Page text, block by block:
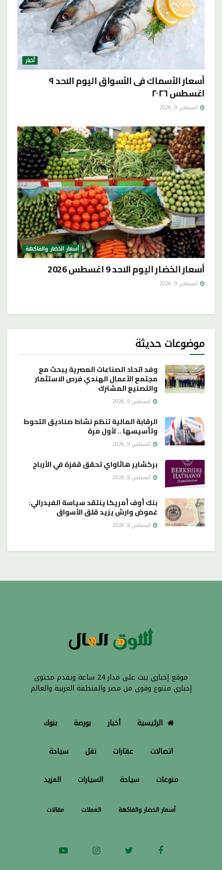
أخبار
أسعار الأسماك فى الأسواق اليوم الاحد ٩
اغسطس ٢٠٢٦
أغسطس 9, 2026
أسعار الخضار والفاكهة
أسعار الخضار اليوم الاحد 9 اغسطس 2026
أغسطس 9, 2026
موضوعات حديثة
وفد اتحاد الصناعات المصرية يبحث مع
مجتمع الأعمال الهندي فرص الاستثمار
والتصنيع المشترك
أغسطس 9, 2026
الرقابة المالية تنظم نشاط صناديق التحوط
وتأسيسها .. لأول مرة
أغسطس 9, 2026
بركشاير هاثاواي تحقق قفزة في الأرباح
أغسطس 9, 2026
بنك أوف أمريكا ينتقد سياسة الفيدرالي:
غموض وارش يزيد قلق الأسواق
أغسطس 9, 2026
موقع إخباري يبث على مدار 24 ساعة ويقدم محتوى
إخباري متنوع وقوي من مصر والمنطقة العربية والعالم
الرئيسية أخبار بورصة بنوك
اتصالات عقارات نقل سياحة
منوعات سياحة السيارات المزيد
أسعار الخضار والفاكهة العملات مقالات